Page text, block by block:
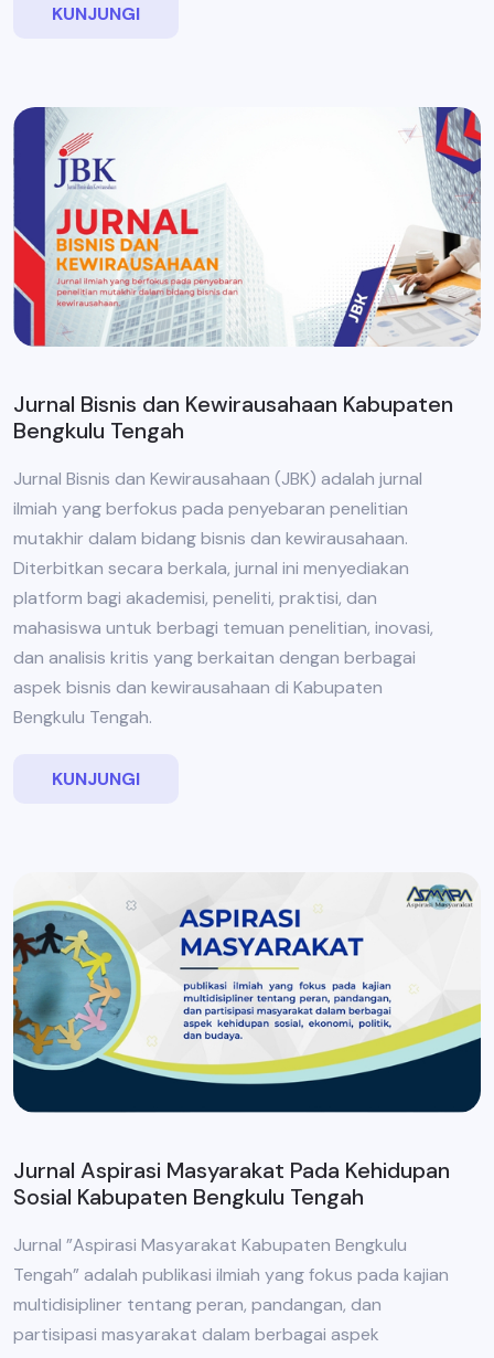
KUNJUNGI
Jurnal Bisnis dan Kewirausahaan Kabupaten
Bengkulu Tengah
Jurnal Bisnis dan Kewirausahaan (JBK) adalah jurnal
ilmiah yang berfokus pada penyebaran penelitian
mutakhir dalam bidang bisnis dan kewirausahaan.
Diterbitkan secara berkala, jurnal ini menyediakan
platform bagi akademisi, peneliti, praktisi, dan
mahasiswa untuk berbagi temuan penelitian, inovasi,
dan analisis kritis yang berkaitan dengan berbagai
aspek bisnis dan kewirausahaan di Kabupaten
Bengkulu Tengah.
KUNJUNGI
Jurnal Aspirasi Masyarakat Pada Kehidupan
Sosial Kabupaten Bengkulu Tengah
Jurnal ”Aspirasi Masyarakat Kabupaten Bengkulu
Tengah” adalah publikasi ilmiah yang fokus pada kajian
multidisipliner tentang peran, pandangan, dan
partisipasi masyarakat dalam berbagai aspek